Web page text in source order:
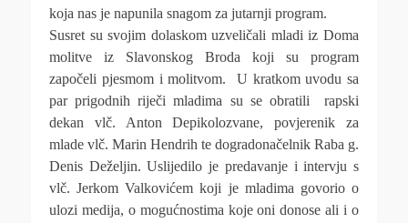
koja nas je napunila snagom za jutarnji program.
Susret su svojim dolaskom uzveličali mladi iz Doma
molitve iz Slavonskog Broda koji su program
započeli pjesmom i molitvom. U kratkom uvodu sa
par prigodnih riječi mladima su se obratili rapski
dekan vlč. Anton Depikolozvane, povjerenik za
mlade vlč. Marin Hendrih te dogradonačelnik Raba g.
Denis Deželjin. Uslijedilo je predavanje i intervju s
vlč. Jerkom Valkovićem koji je mladima govorio o
ulozi medija, o mogućnostima koje oni donose ali i o